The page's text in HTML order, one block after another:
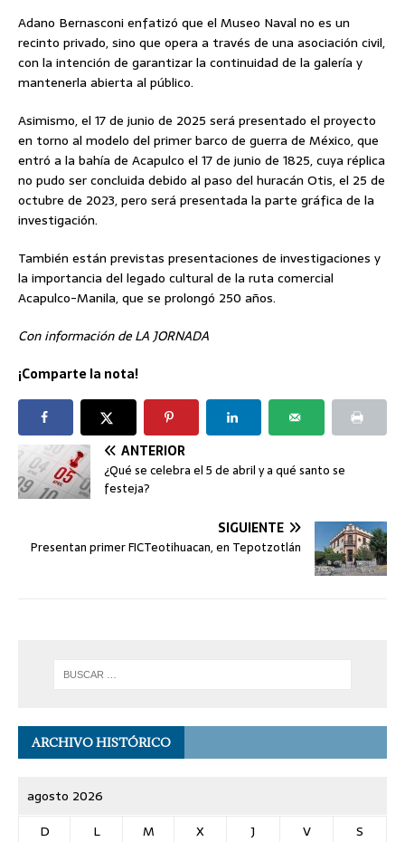
Adano Bernasconi enfatizó que el Museo Naval no es un
recinto privado, sino que opera a través de una asociación civil,
con la intención de garantizar la continuidad de la galería y
mantenerla abierta al público.
Asimismo, el 17 de junio de 2025 será presentado el proyecto
en torno al modelo del primer barco de guerra de México, que
entró a la bahía de Acapulco el 17 de junio de 1825, cuya réplica
no pudo ser concluida debido al paso del huracán Otis, el 25 de
octubre de 2023, pero será presentada la parte gráfica de la
investigación.
También están previstas presentaciones de investigaciones y
la importancia del legado cultural de la ruta comercial
Acapulco-Manila, que se prolongó 250 años.
Con información de LA JORNADA
¡Comparte la nota!
ANTERIOR
¿Qué se celebra el 5 de abril y a qué santo se
festeja?
SIGUIENTE
Presentan primer FICTeotihuacan, en Tepotzotlán
ARCHIVO HISTÓRICO
agosto 2026
D
L M X J V
S